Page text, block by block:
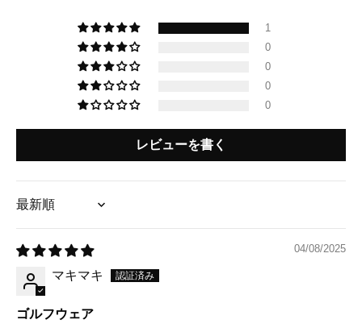
1
0
0
0
0
レビューを書く
Sort by
04/08/2025
マキマキ
ゴルフウェア